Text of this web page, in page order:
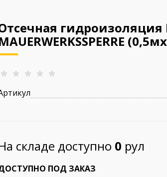
гидроизоляция
складе доступно 0 рул
ПОД ЗАКАЗ